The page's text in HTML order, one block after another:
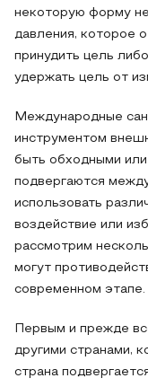
некоторую форму
давления, которое
принудить цель
удержать цель от
Международные
инструментом
быть обходными
подвергаются
использовать
воздействие или
рассмотрим
могут
современном этапе.
Первым и прежде
другими странами,
страна